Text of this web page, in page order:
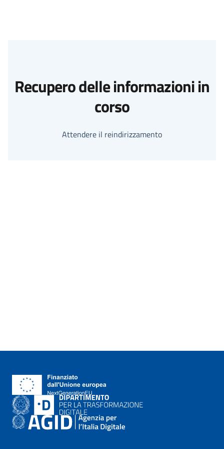
Recupero delle informazioni in
corso
Attendere il reindirizzamento